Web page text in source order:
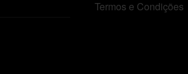
Termos e Condições